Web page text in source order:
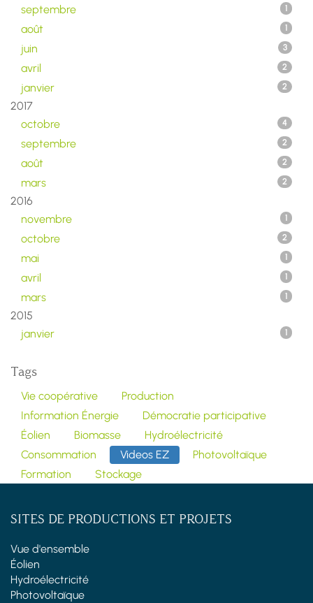
septembre 1
août 1
juin 3
avril 2
janvier 2
2017
octobre
4
septembre 2
août 2
mars 2
2016
novembre
1
octobre 2
mai 1
avril 1
mars 1
2015
janvier
1
Tags
Vie coopérative
Production
Information Énergie
Démocratie participative
Éolien
Biomasse
Hydroélectricité
Consommation
Videos EZ
Photovoltaïque
Formation
Stockage
SITES DE PRODUCTIONS ET PROJETS
Vue d'ensemble
Éolien
Hydroélectricité
Photovoltaïque